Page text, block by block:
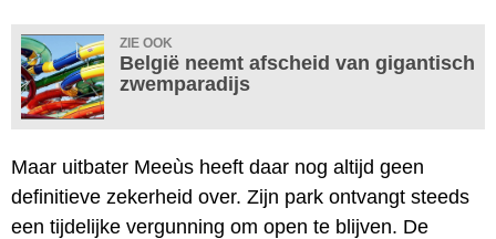
ZIE OOK
België neemt afscheid van gigantisch
zwemparadijs
Maar uitbater Meeùs heeft daar nog altijd geen
definitieve zekerheid over. Zijn park ontvangt steeds
een tijdelijke vergunning om open te blijven. De